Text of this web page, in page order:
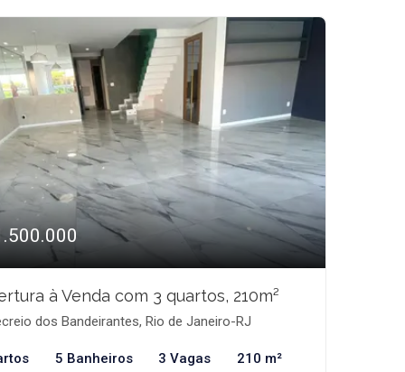
à Venda com 3 quartos, 210m²
dos Bandeirantes, Rio de Janeiro-RJ
5 Banheiros 3 Vagas 210 m²